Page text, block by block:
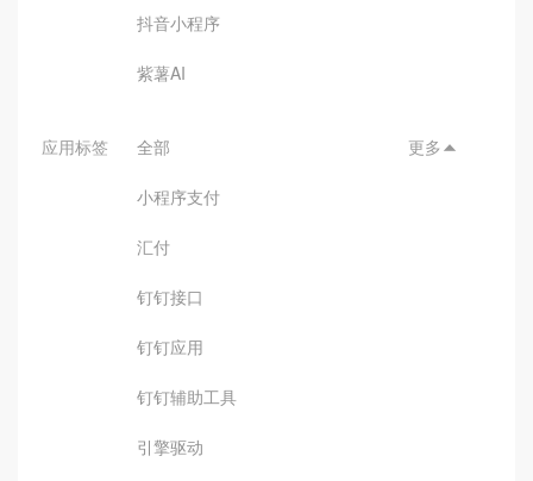
抖音小程序
紫薯AI
应用标签 全部
小程序支付
汇付
钉钉接口
钉钉应用
钉钉辅助工具
引擎驱动
更多 